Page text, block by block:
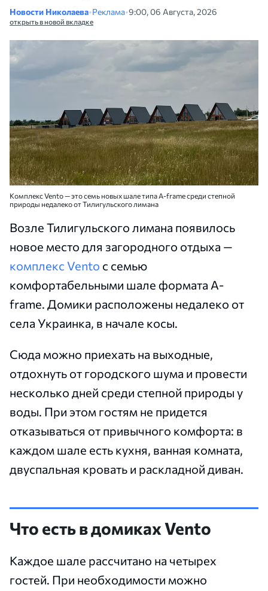
Новости Николаева•Реклама•9:00, 06 Августа, 2026
открыть в новой вкладке
Комплекс Vento — это семь новых шале типа A-frame среди степной
природы недалеко от Тилигульского лимана
Возле Тилигульского лимана появилось
новое место для загородного отдыха —
комплекс Vento с семью
комфортабельными шале формата A-
frame. Домики расположены недалеко от
села Украинка, в начале косы.
Сюда можно приехать на выходные,
отдохнуть от городского шума и провести
несколько дней среди степной природы у
воды. При этом гостям не придется
отказываться от привычного комфорта: в
каждом шале есть кухня, ванная комната,
двуспальная кровать и раскладной диван.
Что есть в домиках Vento
Каждое шале рассчитано на четырех
гостей. При необходимости можно